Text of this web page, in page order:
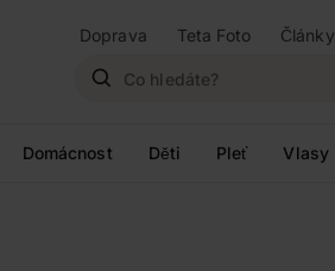
Doprava Teta Foto Články
Domácnost Děti Pleť Vlasy